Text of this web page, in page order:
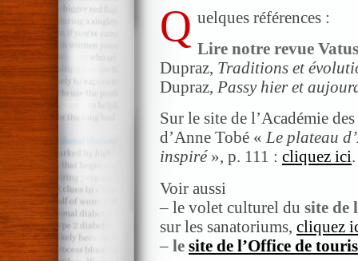
Q uelques références :
Lire notre revue
Dupraz, Traditions et
Dupraz, Passy hier et
Sur le site de l’Académie
d’Anne Tobé « Le plateau
inspiré », p. 111 : cliquez ici.
Voir aussi
– le volet culturel du site de
sur les sanatoriums, cliquez
– le site de l’Office de